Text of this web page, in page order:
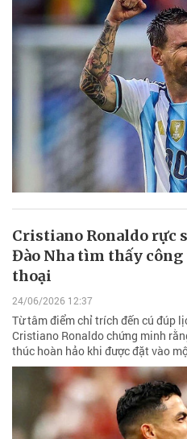
Cristiano Ronaldo rực
Đào Nha tìm thấy
thoại
24/06/2026 12:37
Từ tâm điểm chỉ trích đến cú đúp
Cristiano Ronaldo chứng minh
thúc hoàn hảo khi được đặt vào